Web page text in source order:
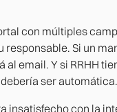
con múltiples
Si un
email. Y si RRHH
ser automática.
insatisfecho con la